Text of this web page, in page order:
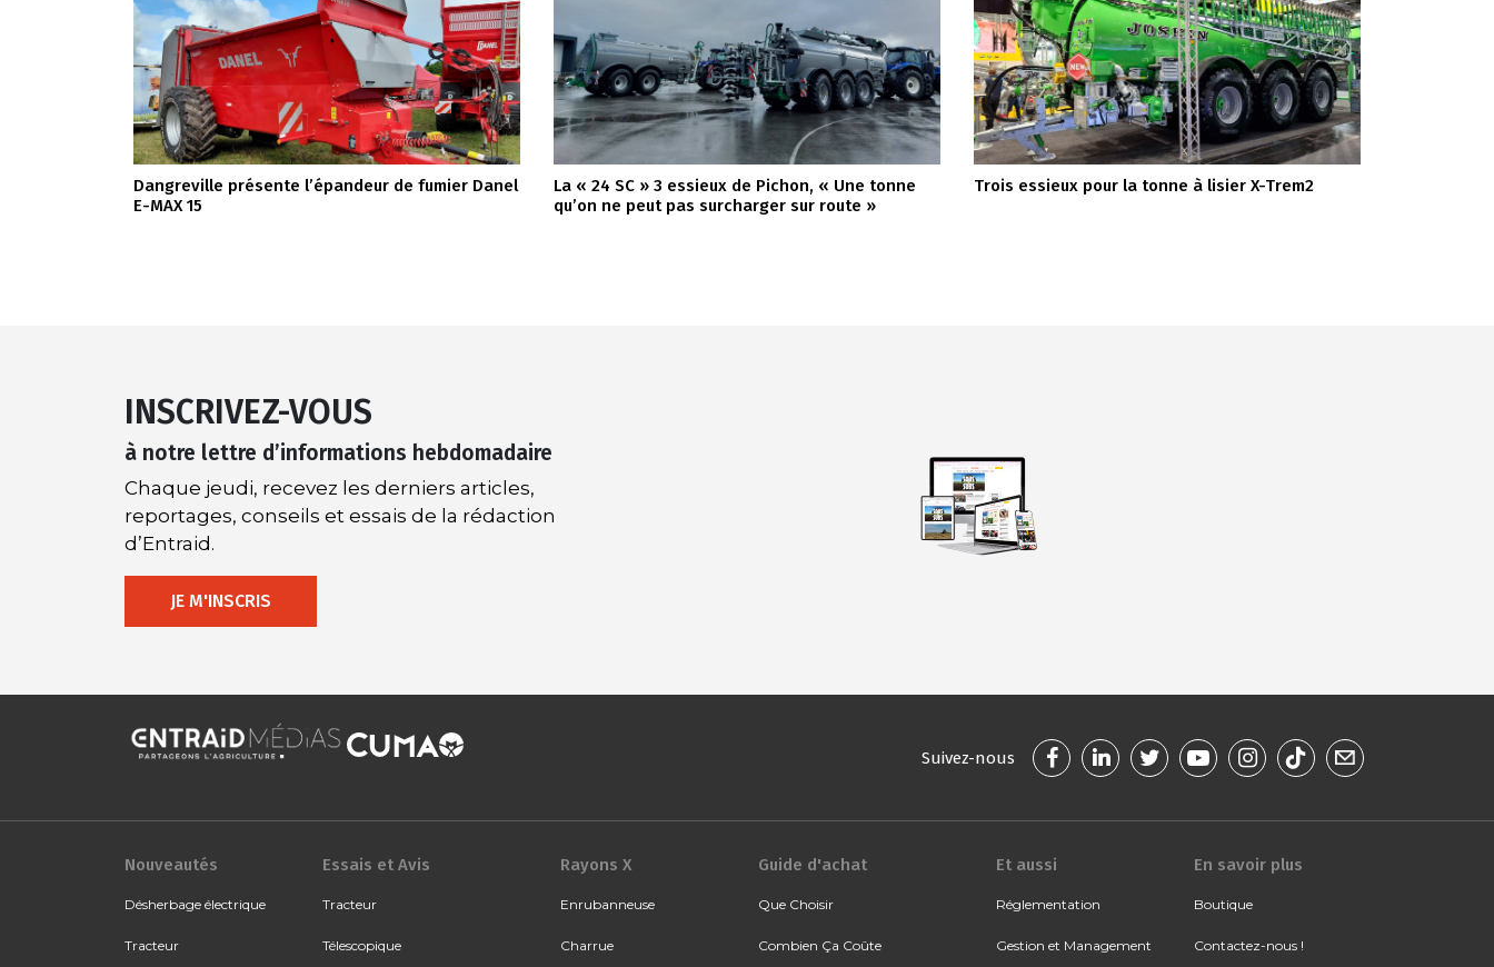
Dangreville présente l’épandeur de fumier Danel
E-MAX 15
La « 24 SC » 3 essieux de Pichon, « Une tonne
qu’on ne peut pas surcharger sur route »
Trois essieux pour la tonne à lisier X-Trem2
INSCRIVEZ-VOUS
à notre lettre d’informations hebdomadaire
Chaque jeudi, recevez les derniers articles,
reportages, conseils et essais de la rédaction
d’Entraid.
JE M'INSCRIS
Suivez-nous
Nouveautés
Désherbage électrique
Tracteur
Essais et Avis
Tracteur
Télescopique
Rayons X
Enrubanneuse
Charrue
Guide d'achat
Que Choisir
Combien Ça Coûte
Et aussi
Réglementation
Gestion et Management
En savoir plus
Boutique
Contactez-nous !